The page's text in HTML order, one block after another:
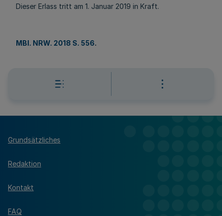
Dieser Erlass tritt am 1. Januar 2019 in Kraft.
MBl. NRW. 2018 S. 556.
Grundsätzliches
Redaktion
Kontakt
FAQ